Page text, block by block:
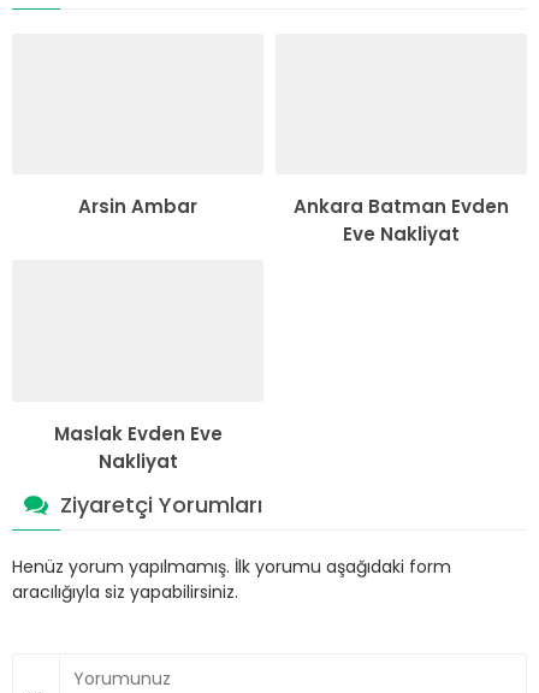
Arsin Ambar
Ankara Batman Evden
Eve Nakliyat
Maslak Evden Eve
Nakliyat
Ziyaretçi Yorumları
Henüz yorum yapılmamış. İlk yorumu aşağıdaki form
aracılığıyla siz yapabilirsiniz.